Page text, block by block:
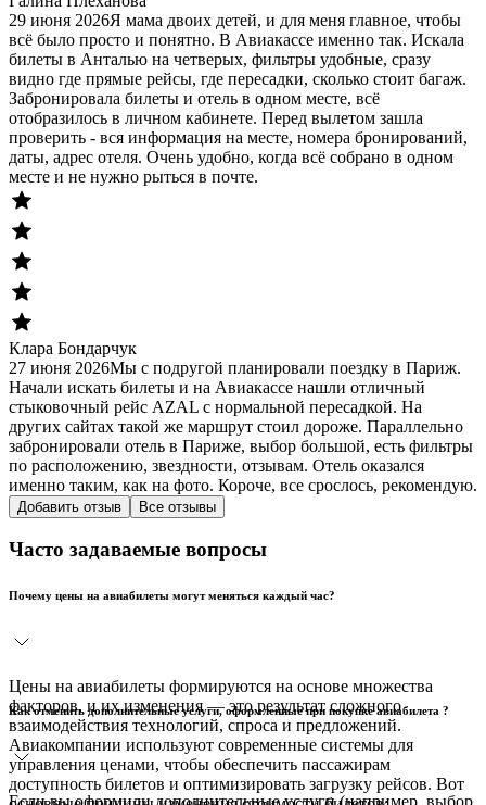
29 июня 2026Я мама двоих детей, и для меня главное, чтобы
всё было просто и понятно. В Авиакассе именно так. Искала
билеты в Анталью на четверых, фильтры удобные, сразу
видно где прямые рейсы, где пересадки, сколько стоит багаж.
Забронировала билеты и отель в одном месте, всё
отобразилось в личном кабинете. Перед вылетом зашла
проверить - вся информация на месте, номера бронирований,
даты, адрес отеля. Очень удобно, когда всё собрано в одном
месте и не нужно рыться в почте.
Клара Бондарчук
27 июня 2026Мы с подругой планировали поездку в Париж.
Начали искать билеты и на Авиакассе нашли отличный
стыковочный рейс AZAL с нормальной пересадкой. На
других сайтах такой же маршрут стоил дороже. Параллельно
забронировали отель в Париже, выбор большой, есть фильтры
по расположению, звездности, отзывам. Отель оказался
именно таким, как на фото. Короче, все срослось, рекомендую.
Добавить отзыв Все отзывы
Часто задаваемые вопросы
Почему цены на авиабилеты могут меняться каждый час?
Цены на авиабилеты формируются на основе множества
факторов, и их изменения — это результат сложного
взаимодействия технологий, спроса и предложений.
Авиакомпании используют современные системы для
управления ценами, чтобы обеспечить пассажирам
доступность билетов и оптимизировать загрузку рейсов. Вот
Как отменить дополнительные услуги, оформленные при покупке авиабилета ?